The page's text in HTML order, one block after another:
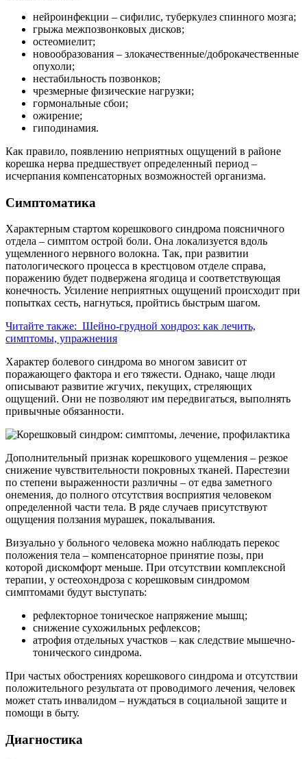
нейроинфекции – сифилис, туберкулез спинного мозга;
грыжа межпозвонковых дисков;
остеомиелит;
новообразования – злокачественные/доброкачественные
опухоли;
нестабильность позвонков;
чрезмерные физические нагрузки;
гормональные сбои;
ожирение;
гиподинамия.
Как правило, появлению неприятных ощущений в районе
корешка нерва предшествует определенный период –
исчерпания компенсаторных возможностей организма.
Симптоматика
Характерным стартом корешкового синдрома поясничного
отдела – симптом острой боли. Она локализуется вдоль
ущемленного нервного волокна. Так, при развитии
патологического процесса в крестцовом отделе справа,
поражению будет подвержена ягодица и соответствующая
конечность. Усиление неприятных ощущений происходит при
попытках сесть, нагнуться, пройтись быстрым шагом.
Читайте также: Шейно-грудной хондроз: как лечить,
симптомы, упражнения
Характер болевого синдрома во многом зависит от
поражающего фактора и его тяжести. Однако, чаще люди
описывают развитие жгучих, пекущих, стреляющих
ощущений. Они не позволяют им передвигаться, выполнять
привычные обязанности.
Дополнительный признак корешкового ущемления – резкое
снижение чувствительности покровных тканей. Парестезии
по степени выраженности различны – от едва заметного
онемения, до полного отсутствия восприятия человеком
определенной части тела. В ряде случаев присутствуют
ощущения ползания мурашек, покалывания.
Визуально у больного человека можно наблюдать перекос
положения тела – компенсаторное принятие позы, при
которой дискомфорт меньше. При отсутствии комплексной
терапии, у остеохондроза с корешковым синдромом
симптомами будут выступать:
рефлекторное тоническое напряжение мышц;
снижение сухожильных рефлексов;
атрофия отдельных участков – как следствие мышечно-
тонического синдрома.
При частых обострениях корешкового синдрома и отсутствии
положительного результата от проводимого лечения, человек
может стать инвалидом – нуждаться в социальной защите и
помощи в быту.
Диагностика